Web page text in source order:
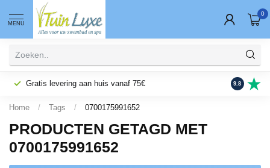
MENU
0
Gratis levering aan huis vanaf 75€ Fysieke
9.8
Home / Tags / 0700175991652
PRODUCTEN GETAGD MET
0700175991652